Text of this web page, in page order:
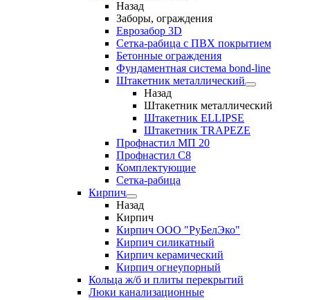
Назад
Заборы, ограждения
Еврозабор 3D
Сетка-рабица с ПВХ покрытием
Бетонные ограждения
Фундаментная система bond-line
Штакетник металлический
Назад
Штакетник металлический
Штакетник ELLIPSE
Штакетник TRAPEZE
Профнастил МП 20
Профнастил С8
Комплектующие
Сетка-рабица
Кирпич
Назад
Кирпич
Кирпич ООО "РуБелЭко"
Кирпич силикатный
Кирпич керамический
Кирпич огнеупорный
Кольца ж/б и плиты перекрытий
Люки канализационные